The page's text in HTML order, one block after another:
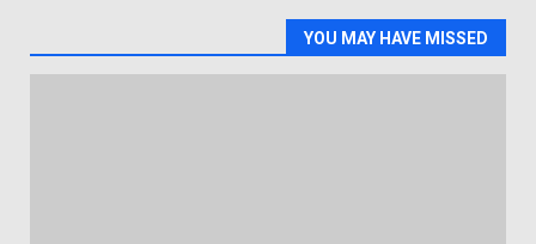
YOU MAY HAVE MISSED